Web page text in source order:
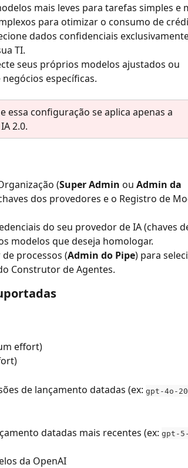
mais leves para tarefas simples e
para otimizar o consumo de
dados confidenciais
TI.
seus próprios modelos ajustados ou
específicas.
essa configuração se aplica apenas a
2.0.
(Super Admin ou Admin da
dos provedores e o Registro de
do seu provedor de IA (chaves
modelos que deseja homologar.
processos (Admin do Pipe) para
Construtor de Agentes.
effort)
de lançamento datadas (ex: gpt-4o-
datadas mais recentes (ex: gpt-
da OpenAI